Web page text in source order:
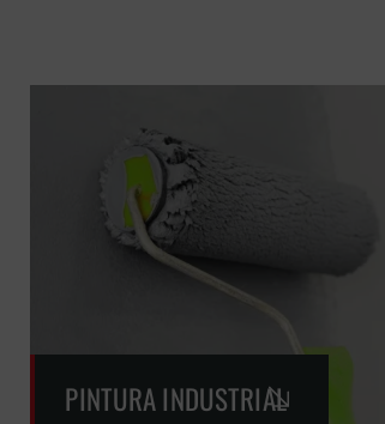
PINTURA INDUSTRIAL